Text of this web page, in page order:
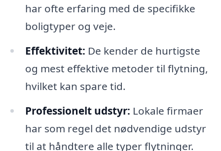
har ofte erfaring med de specifikke
boligtyper og veje.
Effektivitet: De kender de hurtigste
og mest effektive metoder til flytning,
hvilket kan spare tid.
Professionelt udstyr: Lokale firmaer
har som regel det nødvendige udstyr
til at håndtere alle typer flytninger.